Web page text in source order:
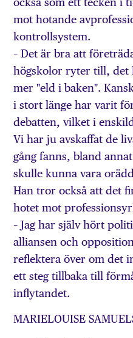
mot hotande
kontrollsystem.
– Det är bra att
högskolor ryter till, det
mer "eld i baken".
i stort länge har varit
debatten, vilket i
Vi har ju avskaffat de
gång fanns, bland
skulle kunna vara
Han tror också att det
hotet mot
– Jag har själv hört
alliansen och
reflektera över om det
ett steg tillbaka till
inflytandet.
MARIELOUISE